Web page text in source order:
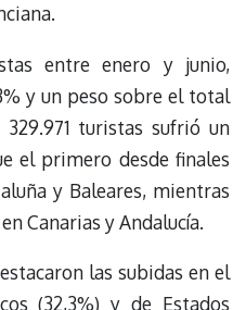
entre enero y junio,
y un peso sobre el total
turistas sufrió un
el primero desde finales
y Baleares, mientras
Canarias y Andalucía.
las subidas en el
(32,3%) y de Estados